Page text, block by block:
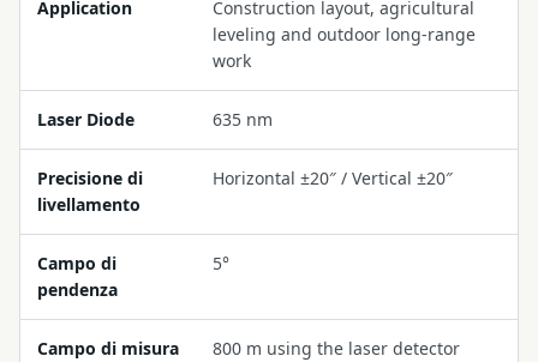
Application
Construction layout, agricultural
leveling and outdoor long-range
work
Laser Diode 635 nm
Precisione di
livellamento
Horizontal ±20″ / Vertical ±20″
Campo di
pendenza
5°
Campo di misura
800 m using the laser detector